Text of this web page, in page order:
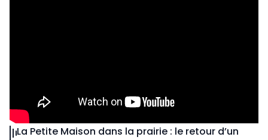
La Petite Maison dans la prairie : le retour d’un